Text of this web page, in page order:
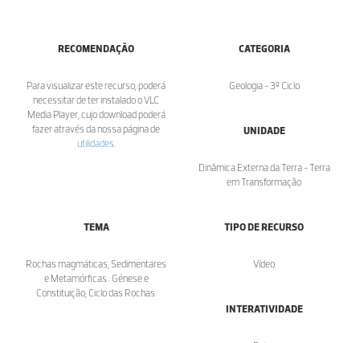
RECOMENDAÇÃO
Para visualizar este recurso, poderá
necessitar de ter instalado o VLC
Media Player, cujo download poderá
fazer através da nossa página de
utilidades
CATEGORIA
Geologia - 3º Ciclo
UNIDADE
Dinâmica Externa da Terra - Terra
em Transformação
TEMA
Rochas magmáticas, Sedimentares
e Metamórficas : Génese e
Constituição; Ciclo das Rochas.
TIPO DE RECURSO
Vídeo
INTERATIVIDADE